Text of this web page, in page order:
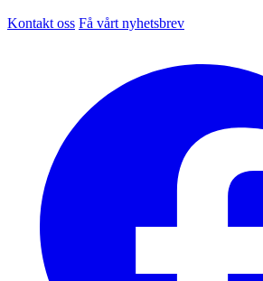
Kontakt oss Få vårt nyhetsbrev